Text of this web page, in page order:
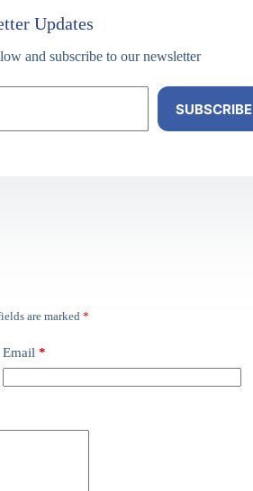
Updates
and subscribe to our newsletter
SUBSCRIBE
are marked *
Email *